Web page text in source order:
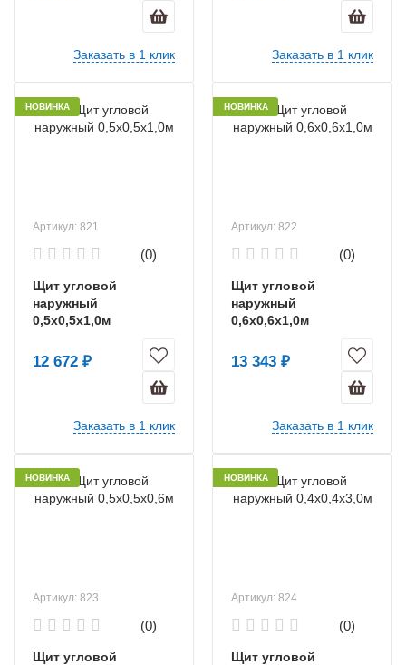
Заказать в 1 клик Заказать в 1 клик
НОВИНКА
Артикул: 821
(0)
Щит угловой
наружный
0,5х0,5х1,0м
12 672 ₽
Заказать в 1 клик
НОВИНКА
Артикул: 822
(0)
Щит угловой
наружный
0,6х0,6х1,0м
13 343 ₽
Заказать в 1 клик
НОВИНКА
Артикул: 823
(0)
Щит угловой
НОВИНКА
Артикул: 824
(0)
Щит угловой